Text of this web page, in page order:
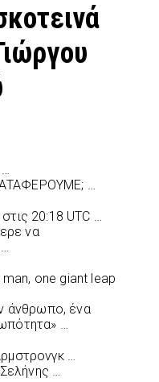
…
20:18 UTC …
να
man, one giant leap
άνθρωπο, ένα
…
…
…